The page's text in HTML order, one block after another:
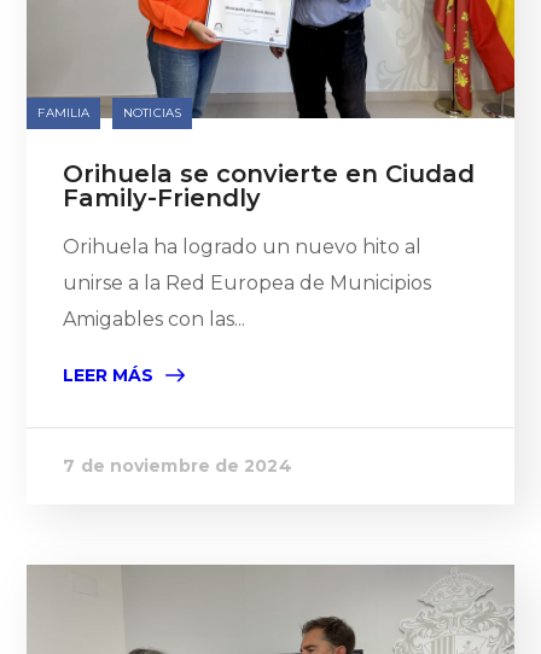
FAMILIA NOTICIAS
Orihuela se convierte en Ciudad
Family-Friendly
Orihuela ha logrado un nuevo hito al
unirse a la Red Europea de Municipios
Amigables con las...
LEER MÁS
7 de noviembre de 2024